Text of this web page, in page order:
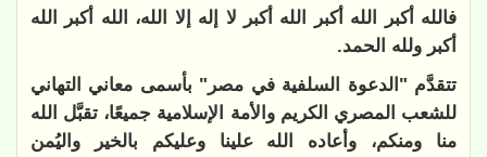
فالله أكبر الله أكبر الله أكبر لا إله إلا الله، الله أكبر الله
أكبر ولله الحمد.
تتقدَّم "الدعوة السلفية في مصر" بأسمى معاني التهاني
للشعب المصري الكريم والأمة الإسلامية جميعًا، تقبَّل الله
منا ومنكم، وأعاده الله علينا وعليكم بالخير واليُمن